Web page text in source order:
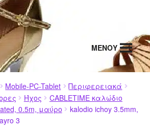
MENΟΥ
Mobile-PC-Tablet
Περιφερειακά
Ήχος
CABLETIME καλώδιο
0.5m, μαύρο
kalodio ichoy 3.5mm,
3